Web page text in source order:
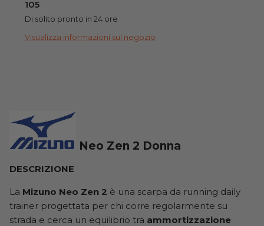
105
Di solito pronto in 24 ore
Visualizza informazioni sul negozio
Neo Zen 2 Donna
DESCRIZIONE
La Mizuno Neo Zen 2 è una scarpa da running daily
trainer progettata per chi corre regolarmente su
strada e cerca un equilibrio tra ammortizzazione